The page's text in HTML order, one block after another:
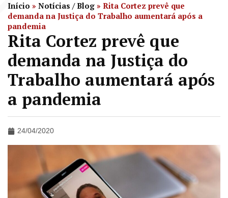
Início » Notícias / Blog » Rita Cortez prevê que
demanda na Justiça do Trabalho aumentará após a
pandemia
Rita Cortez prevê que
demanda na Justiça do
Trabalho aumentará após
a pandemia
24/04/2020